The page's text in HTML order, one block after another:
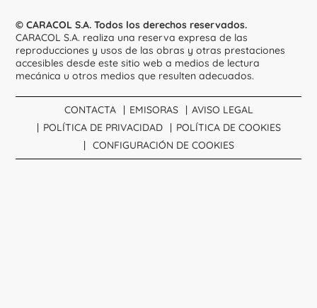
© CARACOL S.A. Todos los derechos reservados.
CARACOL S.A. realiza una reserva expresa de las
reproducciones y usos de las obras y otras prestaciones
accesibles desde este sitio web a medios de lectura
mecánica u otros medios que resulten adecuados.
CONTACTA EMISORAS
AVISO LEGAL
POLÍTICA DE PRIVACIDAD
POLÍTICA DE COOKIES
CONFIGURACIÓN DE COOKIES